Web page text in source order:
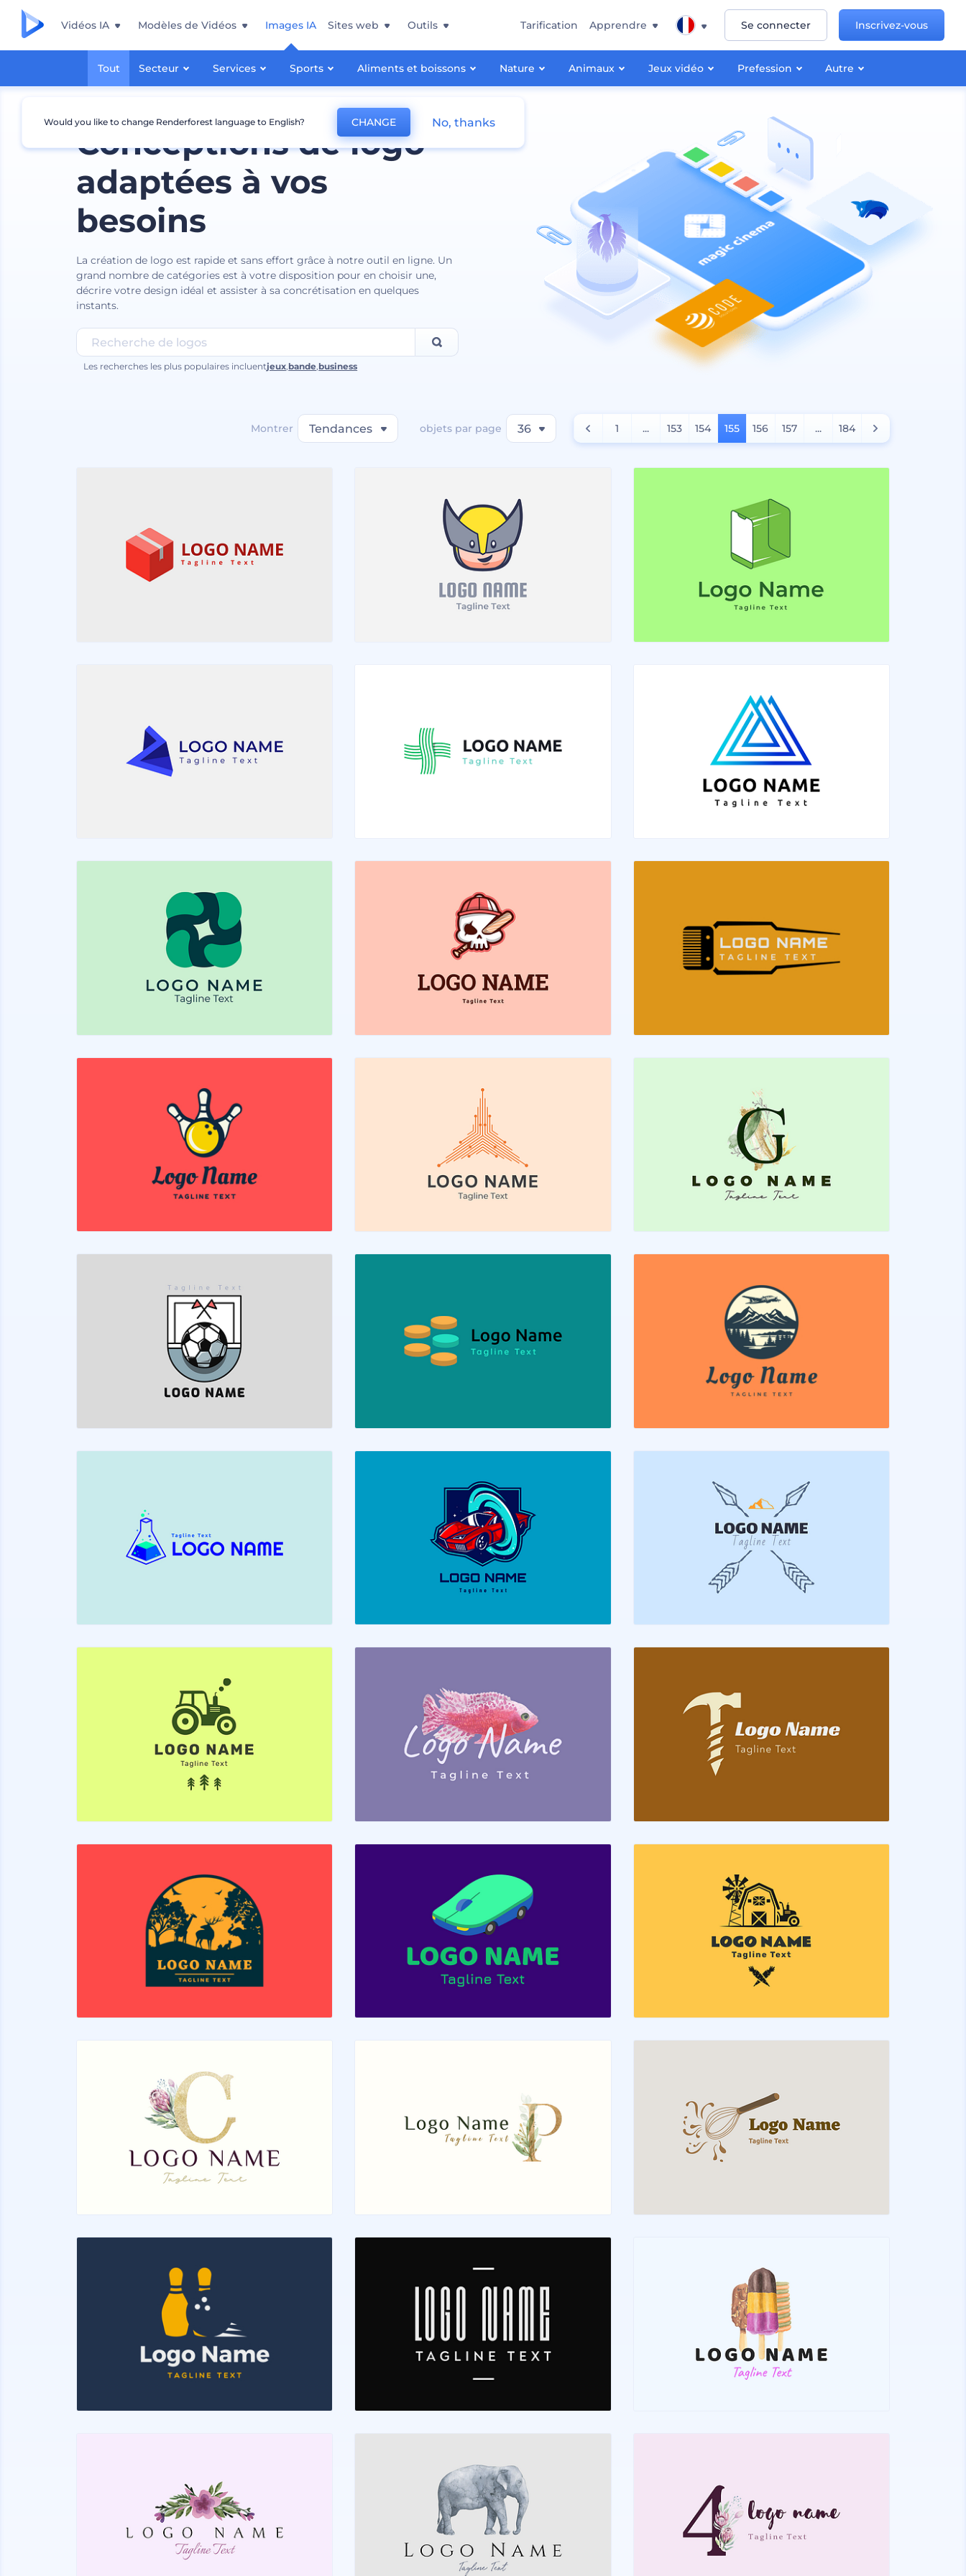
Vidéos IA Modèles de Vidéos Images IA
Tout Secteur Services Sports Aliments et boissons Nature Animaux Jeux vidéo Prefession Autre
Sites web Outils Tarification Apprendre Se connecter Inscrivez-vous
Conceptions de logo
adaptées à vos
besoins
La création de logo est rapide et sans effort grâce à notre outil en ligne. Un
grand nombre de catégories est à votre disposition pour en choisir une,
décrire votre design idéal et assister à sa concrétisation en quelques
instants.
Les recherches les plus populaires incluentjeux,bande,business
Montrer Tendances objets par page 36 1 ... 153 154 155 156 157 ... 184
Would you like to change Renderforest language to English? CHANGE No, thanks